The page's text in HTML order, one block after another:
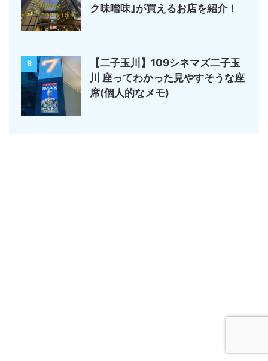
ク味噌味｣が買えるお店を紹介！
8
【二子玉川】109シネマズ二子玉
川 座ってわかった見やすそうな座
席(個人的なメモ)